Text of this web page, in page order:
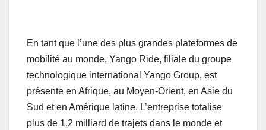
En tant que l’une des plus grandes plateformes de
mobilité au monde, Yango Ride, filiale du groupe
technologique international Yango Group, est
présente en Afrique, au Moyen-Orient, en Asie du
Sud et en Amérique latine. L’entreprise totalise
plus de 1,2 milliard de trajets dans le monde et